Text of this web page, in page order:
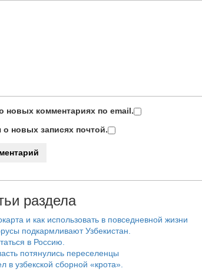
новых комментариях по email.
новых записях почтой.
раздела
и как использовать в повседневной жизни
подкармливают Узбекистан.
в Россию.
потянулись переселенцы
в узбекской сборной «крота».